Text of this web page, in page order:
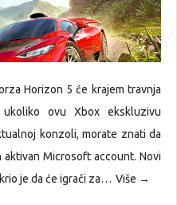
Horizon 5 će krajem travnja
ovu Xbox ekskluzivu
konzoli, morate znati da
Microsoft account. Novi
je da će igrači za… Više →